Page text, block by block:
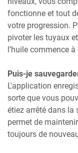
fonctionne et tout
votre progression.
pivoter les tuyaux
l’huile commence
Puis-je
L'application
sorte que vous
étiez arrêté dans la
permet de
toujours de